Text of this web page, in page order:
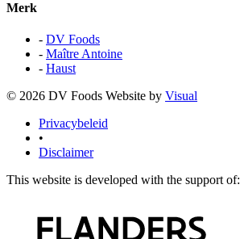
Merk
- DV Foods
- Maître Antoine
- Haust
© 2026 DV Foods Website by Visual
Privacybeleid
•
Disclaimer
This website is developed with the support of: